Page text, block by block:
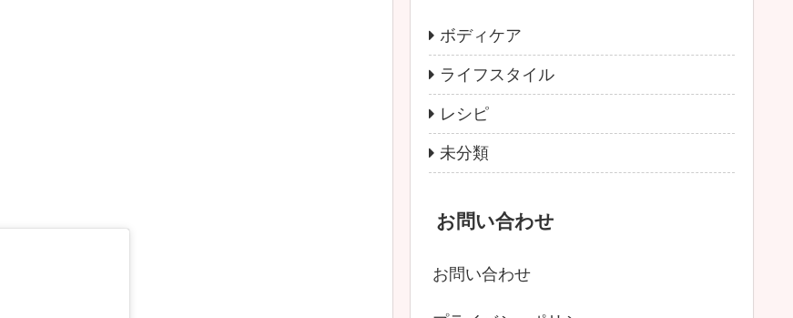
ボディケア
ライフスタイル
レシピ
未分類
お問い合わせ
お問い合わせ